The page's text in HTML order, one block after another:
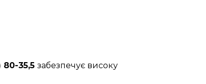
35,5 забезпечує високу